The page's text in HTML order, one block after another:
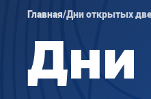
Главная/Дни открытых
Дни